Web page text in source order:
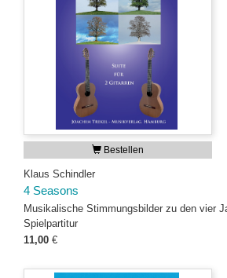
Bestellen
Klaus Schindler
4 Seasons
Musikalische Stimmungsbilder zu den vier
Spielpartitur
11,00 €